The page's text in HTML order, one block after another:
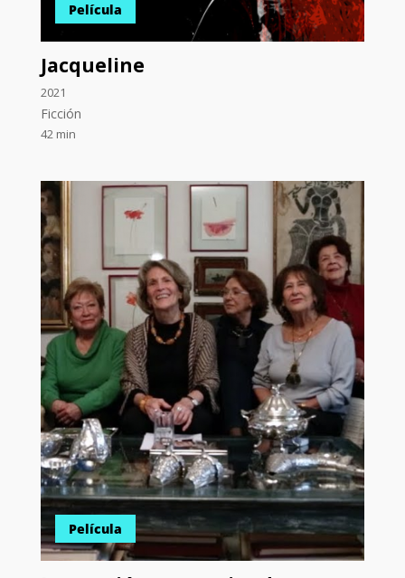
Película
Jacqueline
2021
Ficción
42 min
Película